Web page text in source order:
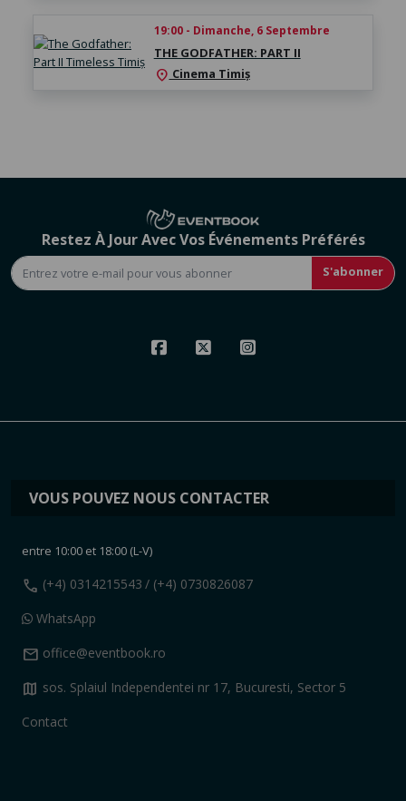
19:00 - Dimanche, 6 Septembre
THE GODFATHER: PART II
location_on Cinema Timiș
Restez À Jour Avec Vos Événements Préférés
S'abonner
VOUS POUVEZ NOUS CONTACTER
entre 10:00 et 18:00 (L-V)
call (+4) 0314215543 / (+4) 0730826087
WhatsApp
mail office@eventbook.ro
map sos. Splaiul Independentei nr 17, Bucuresti, Sector 5
Contact